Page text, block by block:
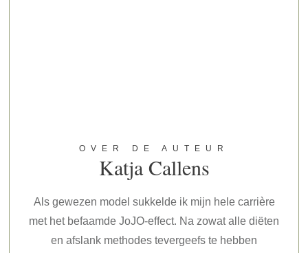
OVER DE AUTEUR
Katja Callens
Als gewezen model sukkelde ik mijn hele carrière
met het befaamde JoJO-effect. Na zowat alle diëten
en afslank methodes tevergeefs te hebben